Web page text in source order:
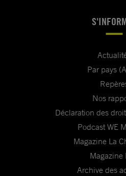
Par pays
Nos
Déclaration des
Podcast WE
Magazine La
Magazine
Archive des